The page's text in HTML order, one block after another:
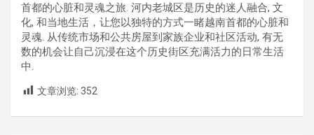
首都的心脏和灵魂之旅. 河内老城区是历史的迷人融合, 文
化, 和当地生活，让您以独特的方式一睹越南首都的心脏和
灵魂. 从传统市场和公共房屋到家族企业和社区活动, 有无
数的机会让自己沉浸在这个历史街区充满活力的日常生活
中.
文章浏览: 352